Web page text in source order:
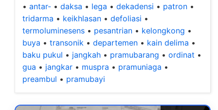
• antar- • daksa • lega • dekadensi • patron •
tridarma • keikhlasan • defoliasi •
termoluminesens • pesantrian • kelongkong •
buya • transonik • departemen • kain delima •
baku pukul • jangkah • pramubarang • ordinat •
gua • jangkar • muspra • pramuniaga •
preambul • pramubayi